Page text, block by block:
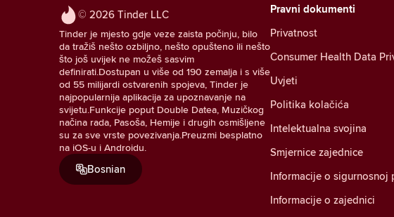
© 2026 Tinder LLC
Tinder je mjesto gdje veze zaista počinju, bilo
da tražiš nešto ozbiljno, nešto opušteno ili nešto
što još uvijek ne možeš sasvim
definirati.Dostupan u više od 190 zemalja i s više
od 55 milijardi ostvarenih spojeva, Tinder je
najpopularnija aplikacija za upoznavanje na
svijetu.Funkcije poput Double Datea, Muzičkog
načina rada, Pasoša, Hemije i drugih osmišljene
su za sve vrste povezivanja.Preuzmi besplatno
na iOS-u i Androidu.
Bosnian
Pravni dokumenti
Privatnost
Consumer Health Data
Uvjeti
Politika kolačića
Intelektualna svojina
Smjernice zajednice
Informacije o
Informacije o zajednici